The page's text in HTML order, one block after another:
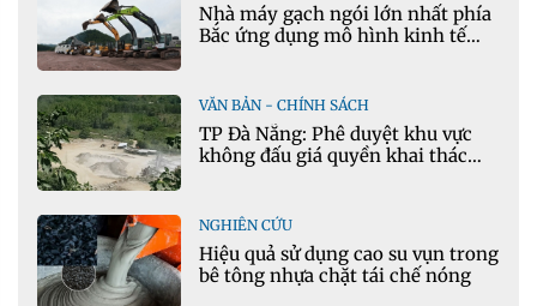
Nhà máy gạch ngói lớn nhất phía
Bắc ứng dụng mô hình kinh tế
VĂN BẢN - CHÍNH SÁCH
TP Đà Nẵng: Phê duyệt khu vực
không đấu giá quyền khai thác
NGHIÊN CỨU
Hiệu quả sử dụng cao su vụn trong
bê tông nhựa chặt tái chế nóng